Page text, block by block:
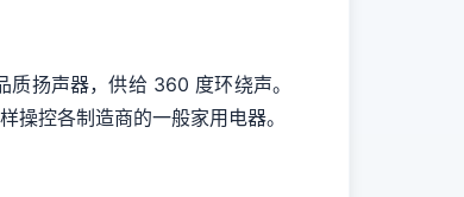
扬声器，供给 360 度环绕声。
控各制造商的一般家用电器。